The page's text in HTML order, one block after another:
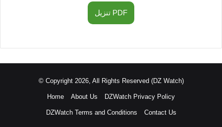
تنزيل PDF
© Copyright 2026, All Rights Reserved (DZ Watch)
Home About Us DZWatch Privacy Policy
DZWatch Terms and Conditions Contact Us